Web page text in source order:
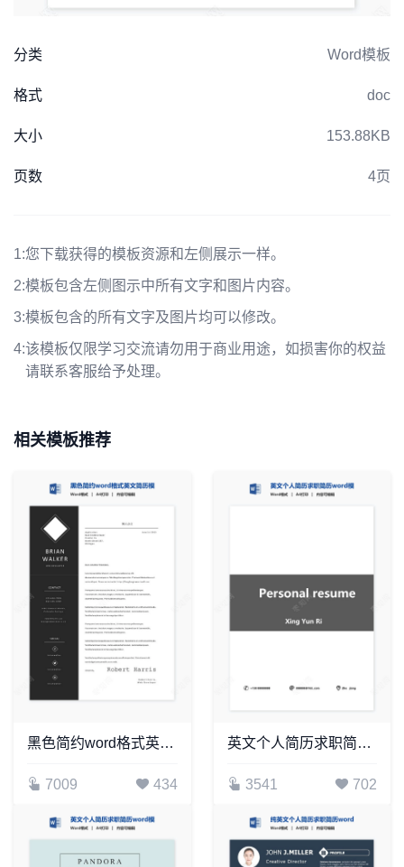
分类 Word模板
格式 doc
大小 153.88KB
页数 4页
1:您下载获得的模板资源和左侧展示一样。
2:模板包含左侧图示中所有文字和图片内容。
3:模板包含的所有文字及图片均可以修改。
4:该模板仅限学习交流请勿用于商业用途，如损害你的权益
请联系客服给予处理。
相关模板推荐
黑色简约word格式英文简历模板
7009 434
英文个人简历求职简历word模板共2页(3)
3541 702